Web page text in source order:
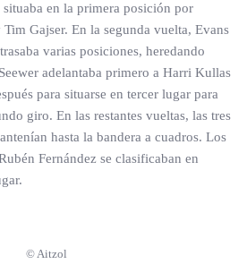
en la primera posición por
Gajser. En la segunda vuelta, Evans
varias posiciones, heredando
adelantaba primero a Harri Kullas
para situarse en tercer lugar para
giro. En las restantes vueltas, las tres
hasta la bandera a cuadros. Los
Fernández se clasificaban en
© Aitzol